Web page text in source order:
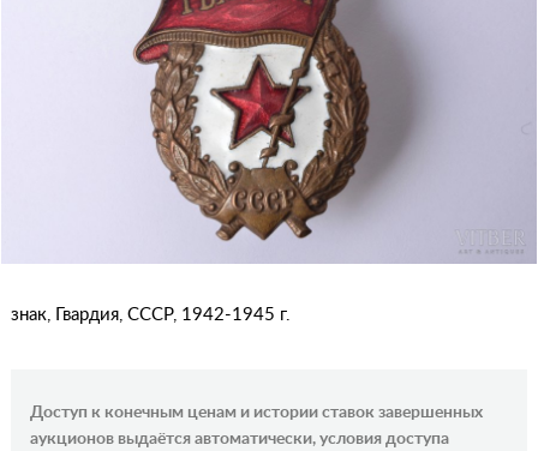
знак, Гвардия, СССР, 1942-1945 г.
Доступ к конечным ценам и истории ставок завершенных
аукционов выдаётся автоматически, условия доступа